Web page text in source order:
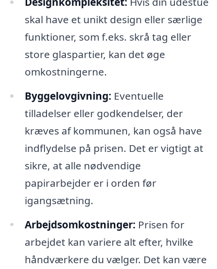
skal have et unikt design eller særlige
funktioner, som f.eks. skrå tag eller
store glaspartier, kan det øge
omkostningerne.
Byggelovgivning: Eventuelle
tilladelser eller godkendelser, der
kræves af kommunen, kan også have
indflydelse på prisen. Det er vigtigt at
sikre, at alle nødvendige
papirarbejder er i orden før
igangsætning.
Arbejdsomkostninger: Prisen for
arbejdet kan variere alt efter, hvilke
håndværkere du vælger. Det kan være